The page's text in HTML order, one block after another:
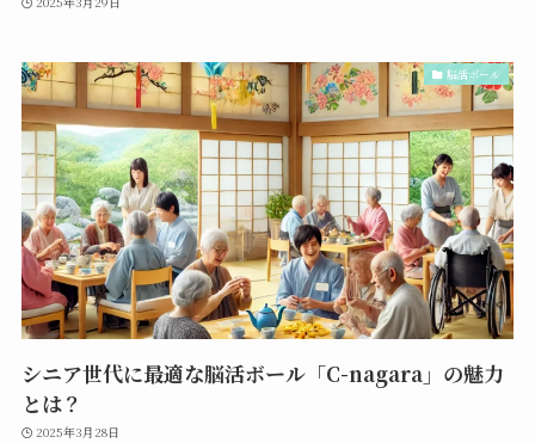
脳活ボール
シニア世代に最適な脳活ボール「C-nagara」の魅力
とは？
2025年3月28日